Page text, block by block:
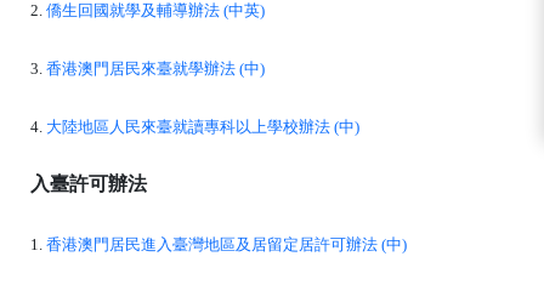
2. 僑生回國就學及輔導辦法 (中英)
3. 香港澳門居民來臺就學辦法 (中)
4. 大陸地區人民來臺就讀專科以上學校辦法 (中)
入臺許可辦法
1. 香港澳門居民進入臺灣地區及居留定居許可辦法 (中)